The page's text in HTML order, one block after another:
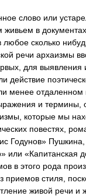
слово или
в
любое сколько
речи архаизмы
для выявления
действие
менее отдаленном
и термины,
которые мы
повестях,
Годунов»
или «Капитанская
в этого рода
приемов стиля,
живой речи и